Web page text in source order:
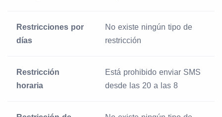
Restricciones por
días
No existe ningún tipo de
restricción
Restricción
horaria
Está prohibido enviar SMS
desde las 20 a las 8